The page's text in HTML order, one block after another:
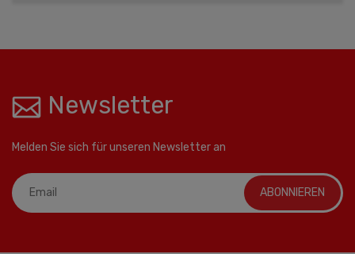
Newsletter
Melden Sie sich für unseren Newsletter an
ABONNIEREN